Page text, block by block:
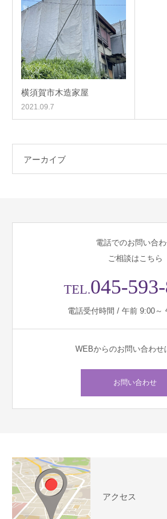
横須賀市木造家屋
2021.09.7
アーカイブ
電話でのお問い合
ご相談はこちら
TEL.045-
電話受付時間 / 午前 9:00～
WEBからのお問い合わせ
お問い合わせ
アクセス